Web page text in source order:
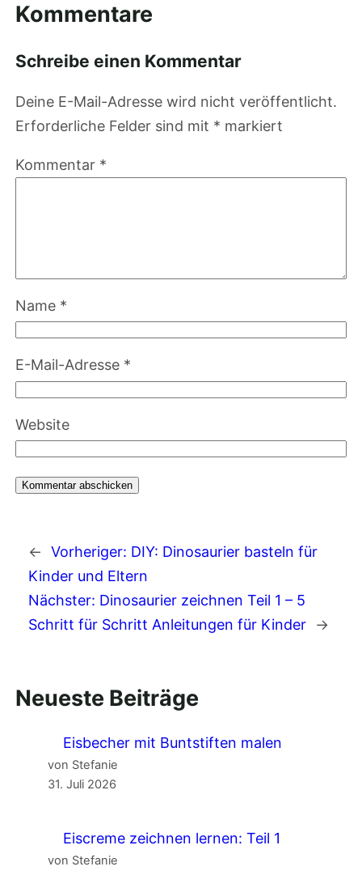
Kommentare
Schreibe einen Kommentar
Deine E-Mail-Adresse wird nicht veröffentlicht.
Erforderliche Felder sind mit * markiert
Kommentar *
Name *
E-Mail-Adresse *
Website
← Vorheriger: DIY: Dinosaurier basteln für
Kinder und Eltern
Nächster: Dinosaurier zeichnen Teil 1 – 5
Schritt für Schritt Anleitungen für Kinder
→
Neueste Beiträge
Eisbecher mit Buntstiften malen
von Stefanie
31. Juli 2026
Eiscreme zeichnen lernen: Teil 1
von Stefanie